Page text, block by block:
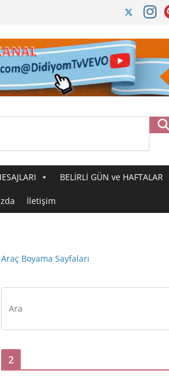
Ara
BELİRLİ GÜN ve HAFTALAR
İletişim
Araç Boyama Sayfaları
2